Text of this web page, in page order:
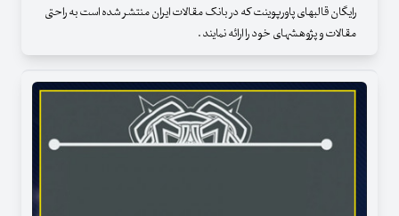
رایگان قالبهای پاورپوینت که در بانک مقالات ایران منتشر شده است به راحتی
مقالات و پژوهشهای خود را ارائه نمایند .